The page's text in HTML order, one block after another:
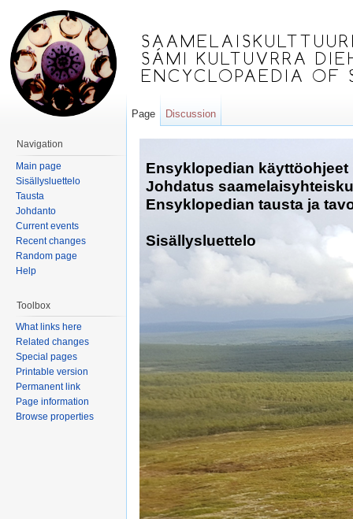
Ensyklopedian käyttöohjeet
Johdatus
Ensyklopedian tausta ja
Sisällysluettelo
Page Discussion
Navigation
Main page
Sisällysluettelo
Tausta
Johdanto
Current events
Recent changes
Random page
Help
Toolbox
What links here
Related changes
Special pages
Printable version
Permanent link
Page information
Browse properties